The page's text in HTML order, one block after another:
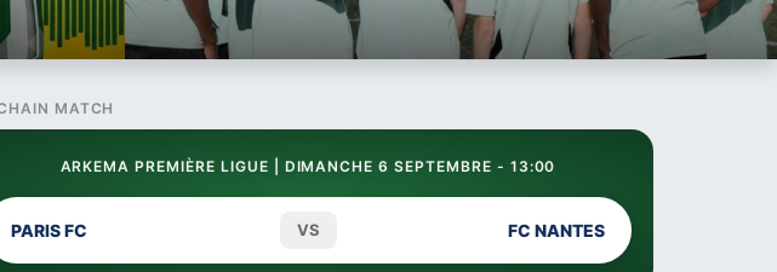
MATCH
ARKEMA PREMIÈRE LIGUE | DIMANCHE 6 SEPTEMBRE - 13:00
PARIS FC VS FC NANTES